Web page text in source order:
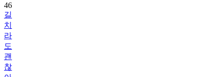
46
길
치
라
도
괜
찮